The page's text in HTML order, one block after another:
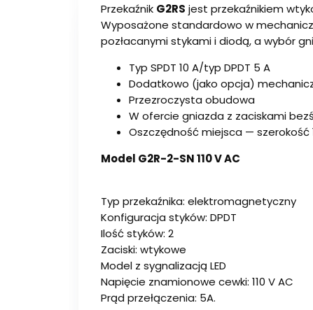
Przekaźnik G2RS jest przekaźnikiem
Wyposażone standardowo w
pozłacanymi stykami i diodą, a wybór
Typ SPDT 10 A/typ DPDT 5 A
Dodatkowo (jako opcja)
Przezroczysta obudowa
W ofercie gniazda z zaciskami
Oszczędność miejsca —
Model G2R-2-SN 110 V AC
Typ przekaźnika: elektromagnetyczny
Konfiguracja styków: DPDT
Ilość styków: 2
Zaciski: wtykowe
Model z sygnalizacją LED
Napięcie znamionowe cewki: 110 V AC
Prąd przełączenia: 5A.